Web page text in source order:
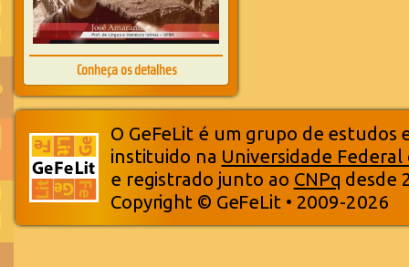
Conheça os detalhes
O GeFeLit é um grupo de estudos
instituido na Universidade Federal
e registrado junto ao CNPq desde
Copyright © GeFeLit • 2009-2026